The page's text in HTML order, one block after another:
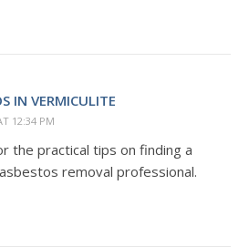
IN VERMICULITE
12:34 PM
the practical tips on finding a
removal professional.